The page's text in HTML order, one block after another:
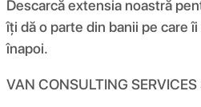
Descarcă extensia noastră
îți dă o parte din banii pe care
înapoi.
VAN CONSULTING SERVICES